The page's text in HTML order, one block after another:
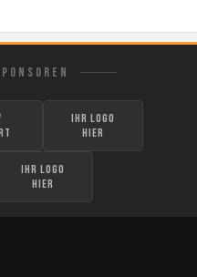
Ihr Logo
hier
Ihr Logo
hier